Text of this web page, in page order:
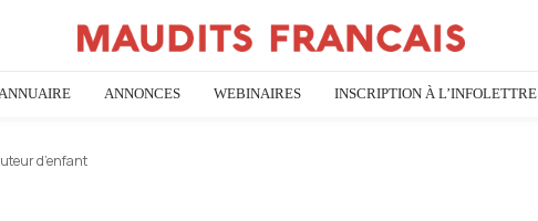
ANNONCES WEBINAIRES INSCRIPTION À L’INFOLETTRE
d’enfant